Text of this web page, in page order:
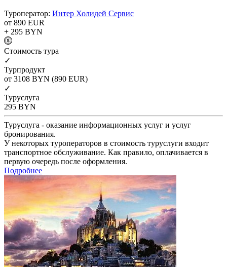
Туроператор: Интер Холидей Сервис
от 890 EUR
+ 295 BYN
Cтоимость тура
✓
Турпродукт
от 3108 BYN (890 EUR)
✓
Туруслуга
295 BYN
Туруслуга - оказание информационных услуг и услуг
бронирования.
У некоторых туроператоров в стоимость туруслуги входит
транспортное обслуживание. Как правило, оплачивается в
первую очередь после оформления.
Подробнее